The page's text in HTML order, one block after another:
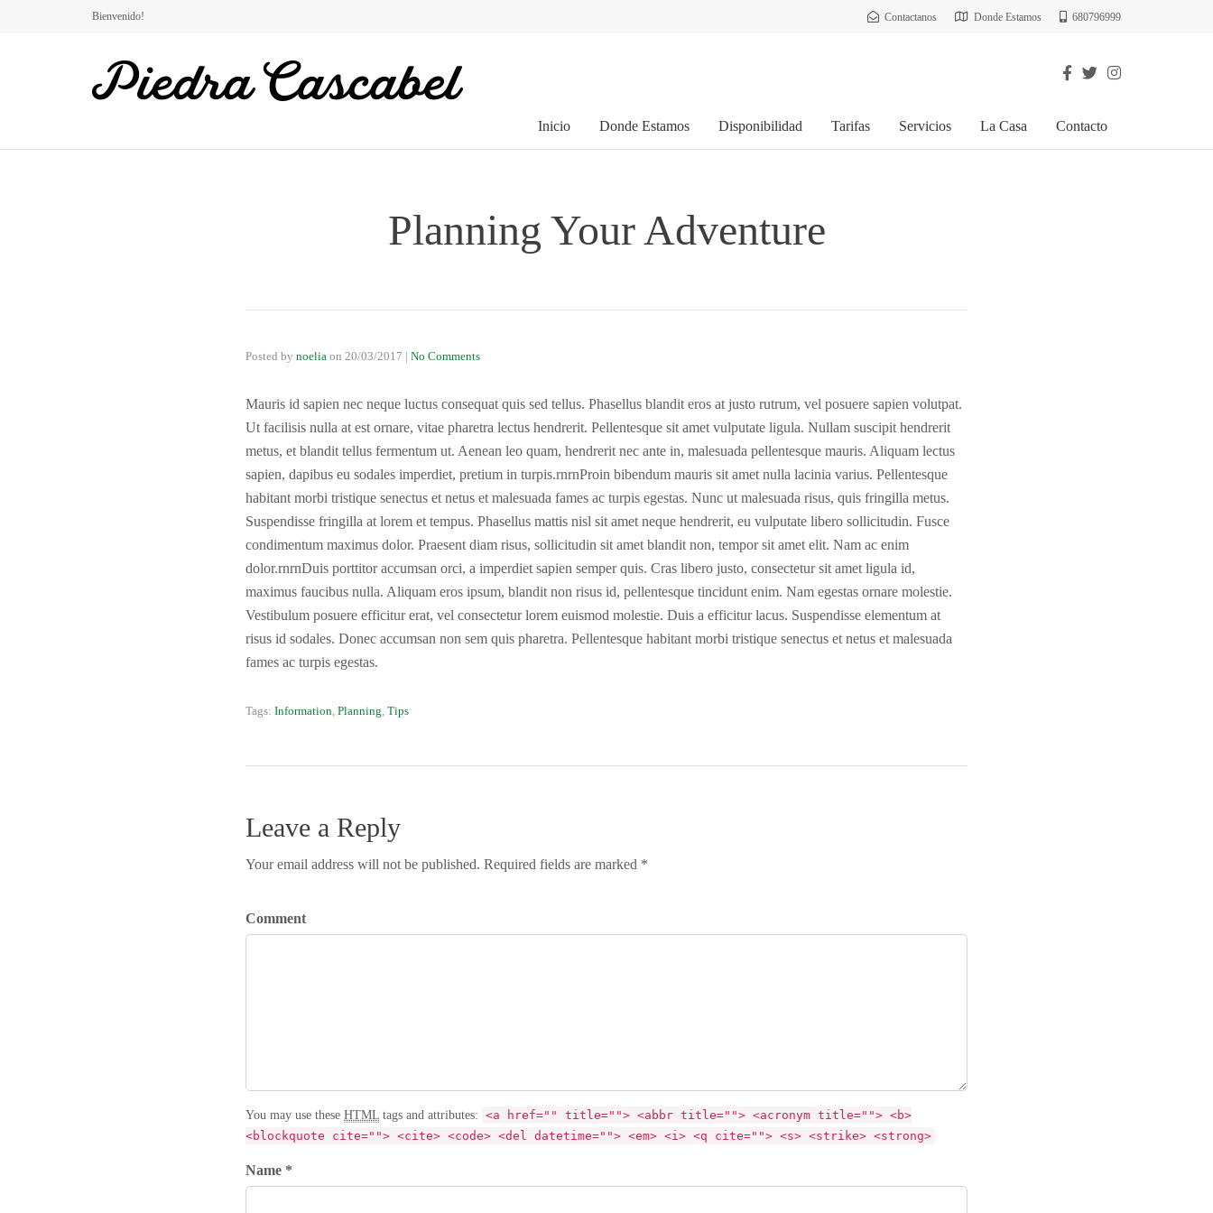
Bienvenido! Contactanos Donde Estamos 680796999
Inicio Donde Estamos Disponibilidad Tarifas Servicios La Casa Contacto
Planning Your Adventure
Posted by noelia on 20/03/2017 | No Comments
Mauris id sapien nec neque luctus consequat quis sed tellus. Phasellus blandit eros at justo rutrum, vel posuere sapien volutpat.
Ut facilisis nulla at est ornare, vitae pharetra lectus hendrerit. Pellentesque sit amet vulputate ligula. Nullam suscipit hendrerit
metus, et blandit tellus fermentum ut. Aenean leo quam, hendrerit nec ante in, malesuada pellentesque mauris. Aliquam lectus
sapien, dapibus eu sodales imperdiet, pretium in turpis.rnrnProin bibendum mauris sit amet nulla lacinia varius. Pellentesque
habitant morbi tristique senectus et netus et malesuada fames ac turpis egestas. Nunc ut malesuada risus, quis fringilla metus.
Suspendisse fringilla at lorem et tempus. Phasellus mattis nisl sit amet neque hendrerit, eu vulputate libero sollicitudin. Fusce
condimentum maximus dolor. Praesent diam risus, sollicitudin sit amet blandit non, tempor sit amet elit. Nam ac enim
dolor.rnrnDuis porttitor accumsan orci, a imperdiet sapien semper quis. Cras libero justo, consectetur sit amet ligula id,
maximus faucibus nulla. Aliquam eros ipsum, blandit non risus id, pellentesque tincidunt enim. Nam egestas ornare molestie.
Vestibulum posuere efficitur erat, vel consectetur lorem euismod molestie. Duis a efficitur lacus. Suspendisse elementum at
risus id sodales. Donec accumsan non sem quis pharetra. Pellentesque habitant morbi tristique senectus et netus et malesuada
fames ac turpis egestas.
Tags: Information, Planning, Tips
Leave a Reply
Your email address will not be published. Required fields are marked *
Comment
You may use these HTML tags and attributes: <a href="" title=""> <abbr title=""> <acronym title=""> <b>
<blockquote cite=""> <cite> <code> <del datetime=""> <em> <i> <q cite=""> <s> <strike> <strong>
Name *